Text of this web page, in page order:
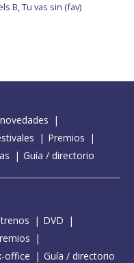
B, Tu vas sin (fav)
Premios
Guía / directorio
DVD
office Guía / directorio